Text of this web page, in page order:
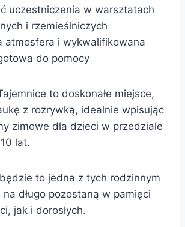
uczestniczenia w warsztatach
i rzemieślniczych
atmosfera i wykwalifikowana
do pomocy
to doskonałe miejsce,
z rozrywką, idealnie wpisując
zimowe dla dzieci w przedziale
lat.
to jedna z tych rodzinnym
długo pozostaną w pamięci
jak i dorosłych.